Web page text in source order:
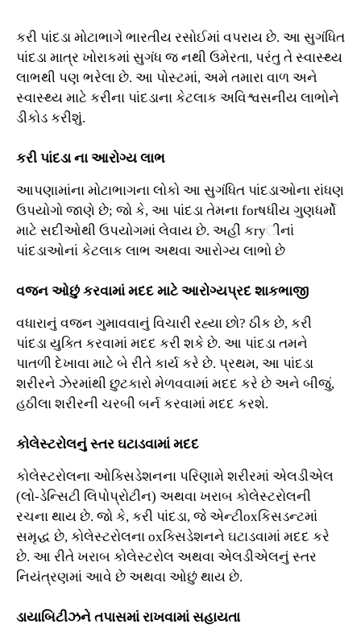
કરી પાંદડા મોટાભાગે ભારતીય રસોઈમાં વપરાય છે. આ સુગંધિત
પાંદડા માત્ર ખોરાકમાં સુગંધ જ નથી ઉમેરતા, પરંતુ તે સ્વાસ્થ્ય
લાભથી પણ ભરેલા છે. આ પોસ્ટમાં, અમે તમારા વાળ અને
સ્વાસ્થ્ય માટે કરીના પાંદડાના કેટલાક અવિશ્વસનીય લાભોને
ડીકોડ કરીશું.
કરી પાંદડા ના આરોગ્ય લાભ
આપણામાંના મોટાભાગના લોકો આ સુગંધિત પાંદડાઓના રાંધણ
ઉપયોગો જાણે છે; જો કે, આ પાંદડા તેમના forષધીય ગુણધર્મો
માટે સદીઓથી ઉપયોગમાં લેવાય છે. અહીં કryીનાં
પાંદડાઓનાં કેટલાક લાભ અથવા આરોગ્ય લાભો છે
વજન ઓછું કરવામાં મદદ માટે આરોગ્યપ્રદ શાકભાજી
વધારાનું વજન ગુમાવવાનું વિચારી રહ્યા છો? ઠીક છે, કરી
પાંદડા યુક્તિ કરવામાં મદદ કરી શકે છે. આ પાંદડા તમને
પાતળી દેખાવા માટે બે રીતે કાર્ય કરે છે. પ્રથમ, આ પાંદડા
શરીરને ઝેરમાંથી છુટકારો મેળવવામાં મદદ કરે છે અને બીજું,
હઠીલા શરીરની ચરબી બર્ન કરવામાં મદદ કરશે.
કોલેસ્ટરોલનું સ્તર ઘટાડવામાં મદદ
કોલેસ્ટરોલના ઓક્સિડેશનના પરિણામે શરીરમાં એલડીએલ
(લો-ડેન્સિટી લિપોપ્રોટીન) અથવા ખરાબ કોલેસ્ટરોલની
રચના થાય છે. જો કે, કરી પાંદડા, જે એન્ટીoxકિસડન્ટમાં
સમૃદ્ધ છે, કોલેસ્ટરોલના oxક્સિડેશનને ઘટાડવામાં મદદ કરે
છે. આ રીતે ખરાબ કોલેસ્ટરોલ અથવા એલડીએલનું સ્તર
નિયંત્રણમાં આવે છે અથવા ઓછું થાય છે.
ડાયાબિટીઝને તપાસમાં રાખવામાં સહાયતા